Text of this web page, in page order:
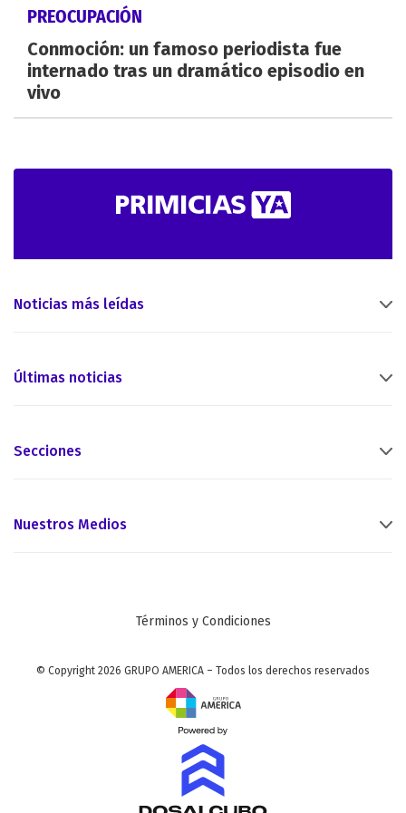
PREOCUPACIÓN
Conmoción: un famoso periodista fue
internado tras un dramático episodio en
vivo
Noticias más leídas
Últimas noticias
Secciones
Nuestros Medios
Términos y Condiciones
© Copyright 2026 GRUPO AMERICA – Todos los derechos reservados